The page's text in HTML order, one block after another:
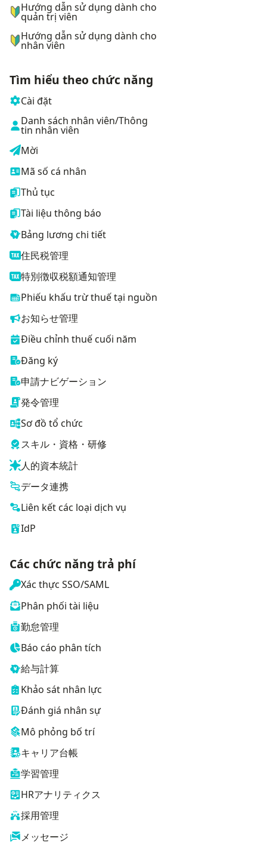
Hướng dẫn sử dụng dành cho
quản trị viên
Hướng dẫn sử dụng dành cho
nhân viên
Tìm hiểu theo chức năng
Cài đặt
Danh sách nhân viên/Thông
tin nhân viên
Mời
Mã số cá nhân
Thủ tục
Tài liệu thông báo
Bảng lương chi tiết
住民税管理
特別徴収税額通知管理
Phiếu khấu trừ thuế tại nguồn
お知らせ管理
Điều chỉnh thuế cuối năm
Đăng ký
申請ナビゲーション
発令管理
Sơ đồ tổ chức
スキル・資格・研修
人的資本統計
データ連携
Liên kết các loại dịch vụ
IdP
Các chức năng trả phí
Xác thực SSO/SAML
Phân phối tài liệu
勤怠管理
Báo cáo phân tích
給与計算
Khảo sát nhân lực
Đánh giá nhân sự
Mô phỏng bố trí
キャリア台帳
学習管理
HRアナリティクス
採用管理
メッセージ